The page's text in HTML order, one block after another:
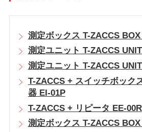
測定ボックス T-ZACCS
測定ユニット T-ZACCS
測定ユニット T-ZACCS
T-ZACCS + スイッチボック
器 EI-01P
T-ZACCS + リピータ EE-00R
測定ボックス T-ZACCS